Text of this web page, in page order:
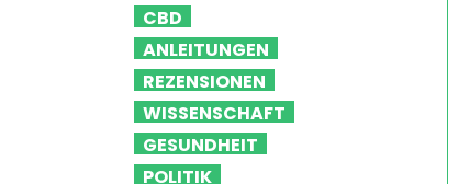
CBD
ANLEITUNGEN
REZENSIONEN
WISSENSCHAFT
GESUNDHEIT
POLITIK